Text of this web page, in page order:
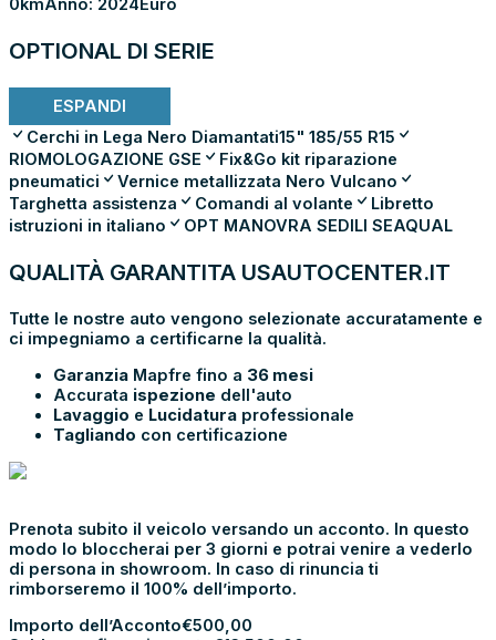
0kmAnno: 2024Euro
OPTIONAL DI SERIE
ESPANDI
Cerchi in Lega Nero Diamantati15" 185/55 R15
RIOMOLOGAZIONE GSE
Fix&Go kit riparazione
pneumatici
Vernice metallizzata Nero Vulcano
Targhetta assistenza
Comandi al volante
Libretto
istruzioni in italiano
OPT MANOVRA SEDILI SEAQUAL
QUALITÀ GARANTITA USAUTOCENTER.IT
Tutte le nostre auto vengono selezionate accuratamente e
ci impegniamo a certificarne la qualità.
Garanzia Mapfre fino a 36 mesi
Accurata ispezione dell'auto
Lavaggio e Lucidatura professionale
Tagliando con certificazione
Prenota subito il veicolo versando un acconto. In questo
modo lo bloccherai per 3 giorni e potrai venire a vederlo
di persona in showroom. In caso di rinuncia ti
rimborseremo il 100% dell’importo.
Importo dell’Acconto€500,00